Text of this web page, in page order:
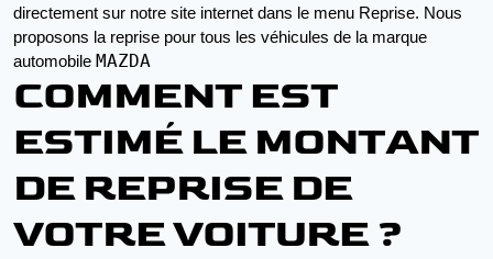
directement sur notre site internet dans le menu Reprise. Nous
proposons la reprise pour tous les véhicules de la marque
automobile MAZDA
COMMENT EST
ESTIMÉ LE MONTANT
DE REPRISE DE
VOTRE VOITURE ?